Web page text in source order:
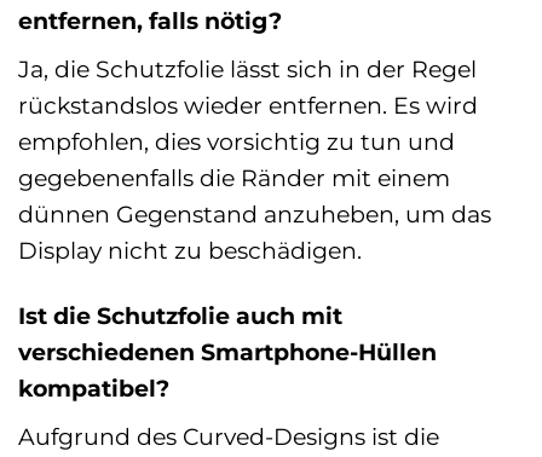
entfernen, falls nötig?
Ja, die Schutzfolie lässt sich in der Regel
rückstandslos wieder entfernen. Es wird
empfohlen, dies vorsichtig zu tun und
gegebenenfalls die Ränder mit einem
dünnen Gegenstand anzuheben, um das
Display nicht zu beschädigen.
Ist die Schutzfolie auch mit
verschiedenen Smartphone-Hüllen
kompatibel?
Aufgrund des Curved-Designs ist die